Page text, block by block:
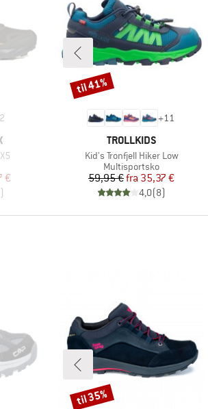
2
€
)
+11
MÆRKE
TROLLKIDS
Artikel
Kid's Tronfjell Hiker Low
Produktgruppe
Multisportsko
Pris
59,95 € Nedsat pris
fra 35,37 €
4,0(8)
Rabat
til 41%
Rabat
til 35%